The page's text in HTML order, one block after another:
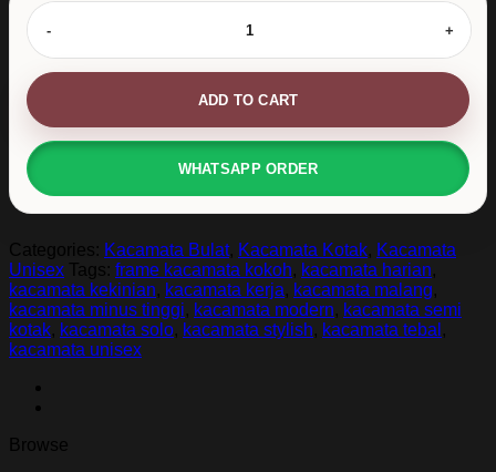
Kacamata
Semi
Kotak
Tebal
Rekomendasi
Minus
Tinggi
-
Laksmana
05
quantity
ADD TO CART
WHATSAPP ORDER
Categories: Kacamata Bulat, Kacamata Kotak, Kacamata
Unisex Tags: frame kacamata kokoh, kacamata harian,
kacamata kekinian, kacamata kerja, kacamata malang,
kacamata minus tinggi, kacamata modern, kacamata semi
kotak, kacamata solo, kacamata stylish, kacamata tebal ,
kacamata unisex
Browse